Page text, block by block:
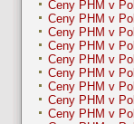
Ceny PHM v
Ceny PHM v
Ceny PHM v
Ceny PHM v
Ceny PHM v
Ceny PHM v
Ceny PHM v
Ceny PHM v
Ceny PHM v